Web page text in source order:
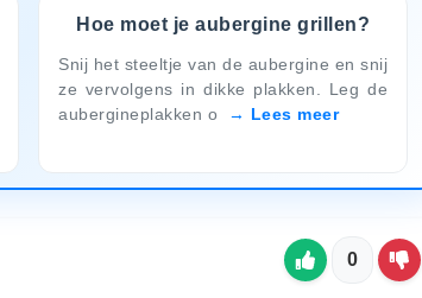
Hoe moet je aubergine grillen?
Snij het steeltje van de aubergine en snij
ze vervolgens in dikke plakken. Leg de
aubergineplakken o
Lees meer
0